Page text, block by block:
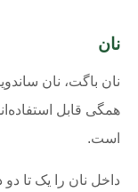
نان
نان باگت، نان
همگی قابل
است.
داخل نان را یک تا